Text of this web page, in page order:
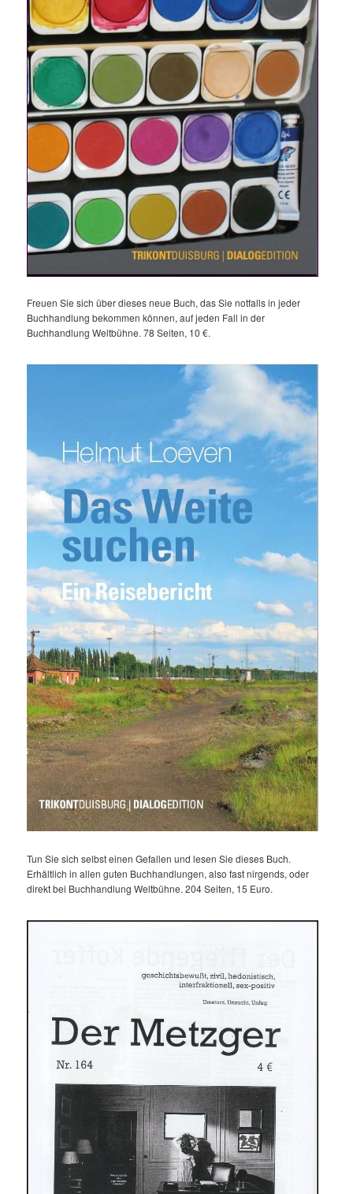
Freuen Sie sich über dieses neue Buch, das Sie notfalls in jeder
Buchhandlung bekommen können, auf jeden Fall in der
Buchhandlung Weltbühne. 78 Seiten, 10 €.
Tun Sie sich selbst einen Gefallen und lesen Sie dieses Buch.
Erhältlich in allen guten Buchhandlungen, also fast nirgends, oder
direkt bei Buchhandlung Weltbühne. 204 Seiten, 15 Euro.